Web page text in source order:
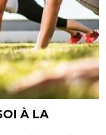
À LA